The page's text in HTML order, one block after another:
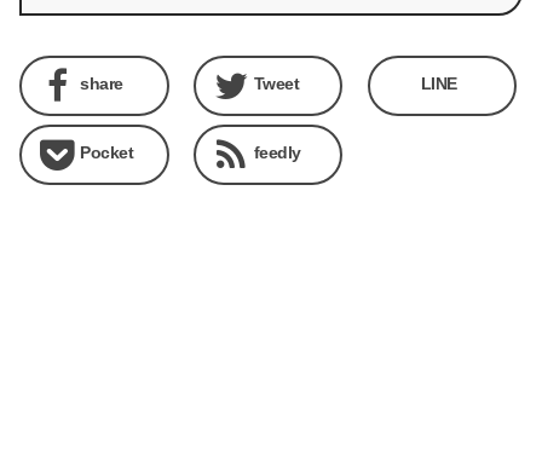
share Tweet LINE
Pocket feedly